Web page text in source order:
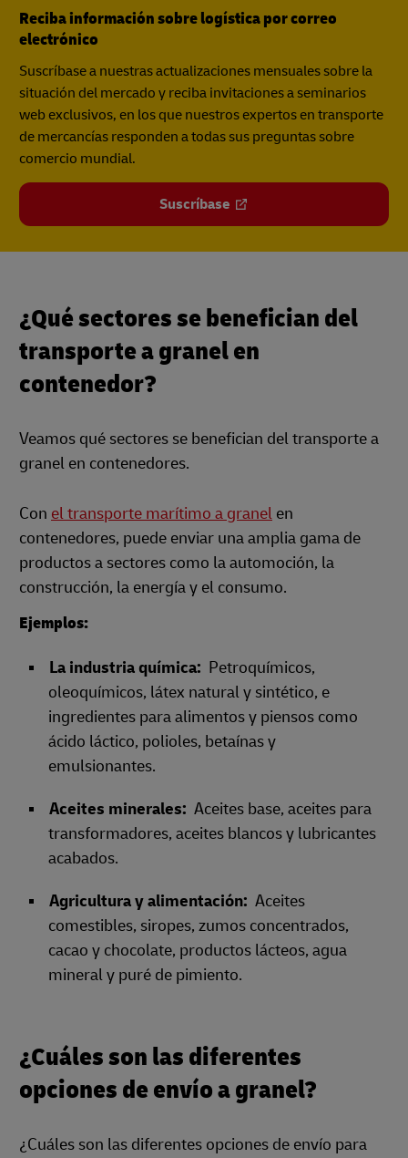
Reciba información sobre logística por correo
electrónico
Suscríbase a nuestras actualizaciones mensuales sobre la
situación del mercado y reciba invitaciones a seminarios
web exclusivos, en los que nuestros expertos en transporte
de mercancías responden a todas sus preguntas sobre
comercio mundial.
Suscríbase
¿Qué sectores se benefician del
transporte a granel en
contenedor?
Veamos qué sectores se benefician del transporte a
granel en contenedores.
Con el transporte marítimo a granel en
contenedores, puede enviar una amplia gama de
productos a sectores como la automoción, la
construcción, la energía y el consumo.
Ejemplos:
La industria química: Petroquímicos,
oleoquímicos, látex natural y sintético, e
ingredientes para alimentos y piensos como
ácido láctico, polioles, betaínas y
emulsionantes.
Aceites minerales: Aceites base, aceites para
transformadores, aceites blancos y lubricantes
acabados.
Agricultura y alimentación: Aceites
comestibles, siropes, zumos concentrados,
cacao y chocolate, productos lácteos, agua
mineral y puré de pimiento.
¿Cuáles son las diferentes
opciones de envío a granel?
¿Cuáles son las diferentes opciones de envío para